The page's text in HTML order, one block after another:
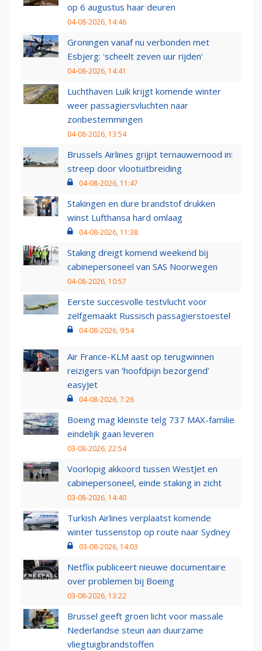
op 6 augustus haar deuren
04-08-2026, 14:46
Groningen vanaf nu verbonden met
Esbjerg: 'scheelt zeven uur rijden'
04-08-2026, 14:41
Luchthaven Luik krijgt komende winter
weer passagiersvluchten naar
zonbestemmingen
04-08-2026, 13:54
Brussels Airlines grijpt ternauwernood in:
streep door vlootuitbreiding
04-08-2026, 11:47
Stakingen en dure brandstof drukken
winst Lufthansa hard omlaag
04-08-2026, 11:38
Staking dreigt komend weekend bij
cabinepersoneel van SAS Noorwegen
04-08-2026, 10:57
Eerste succesvolle testvlucht voor
zelfgemaakt Russisch passagierstoestel
04-08-2026, 9:54
Air France-KLM aast op terugwinnen
reizigers van ‘hoofdpijn bezorgend’
easyJet
04-08-2026, 7:26
Boeing mag kleinste telg 737 MAX-familie
eindelijk gaan leveren
03-08-2026, 22:54
Voorlopig akkoord tussen WestJet en
cabinepersoneel, einde staking in zicht
03-08-2026, 14:40
Turkish Airlines verplaatst komende
winter tussenstop op route naar Sydney
03-08-2026, 14:03
Netflix publiceert nieuwe documentaire
over problemen bij Boeing
03-08-2026, 13:22
Brussel geeft groen licht voor massale
Nederlandse steun aan duurzame
vliegtuigbrandstoffen